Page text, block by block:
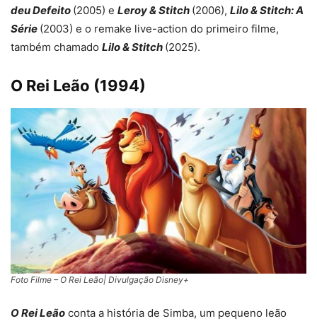
deu Defeito (2005) e Leroy & Stitch (2006), Lilo & Stitch: A
Série (2003) e o remake live-action do primeiro filme,
também chamado Lilo & Stitch (2025).
O Rei Leão (1994)
Foto Filme – O Rei Leão| Divulgação Disney+
O Rei Leão conta a história de Simba, um pequeno leão